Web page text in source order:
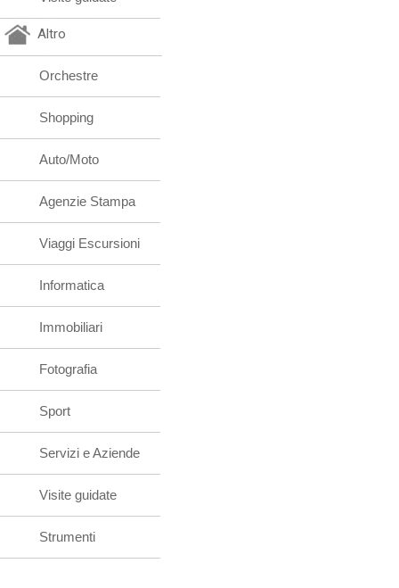
Altro
Orchestre
Shopping
Auto/Moto
Agenzie Stampa
Viaggi Escursioni
Informatica
Immobiliari
Fotografia
Sport
Servizi e Aziende
Visite guidate
Strumenti